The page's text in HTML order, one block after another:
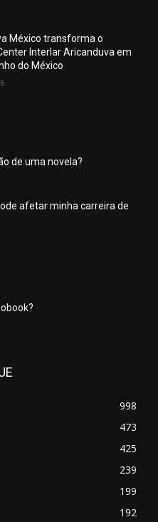
México transforma o
Interlar Aricanduva em
do México
de uma novela?
afetar minha carreira de
998
473
425
239
199
192